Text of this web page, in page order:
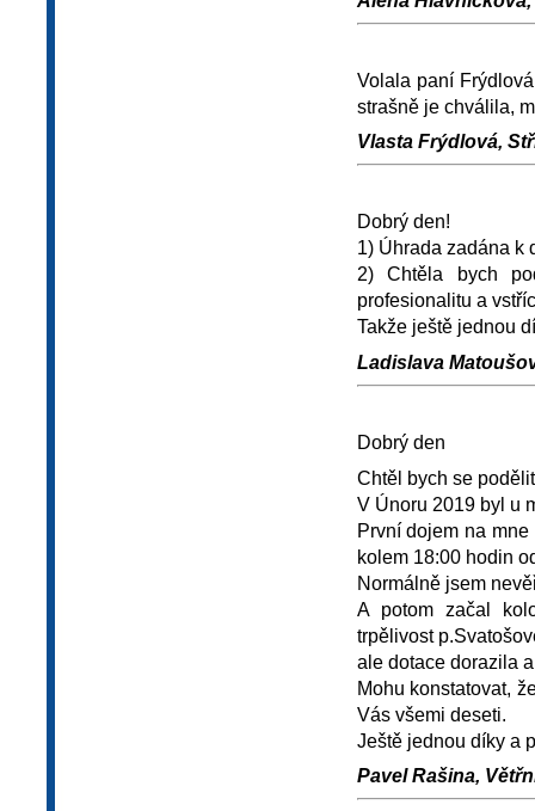
Volala paní
strašně je chválila,
Vlasta Frýdlová,
Dobrý den!
1) Úhrada zadána k
2) Chtěla bych
profesionalitu a
Takže ještě jednou
Ladislava
Dobrý den
Chtěl bych se
V Únoru 2019 byl u
První dojem na
kolem 18:00 hodin
Normálně jsem
A potom začal
trpělivost
ale dotace dorazila
Mohu konstatovat,
Vás všemi deseti.
Ještě jednou díky a
Pavel Rašina,